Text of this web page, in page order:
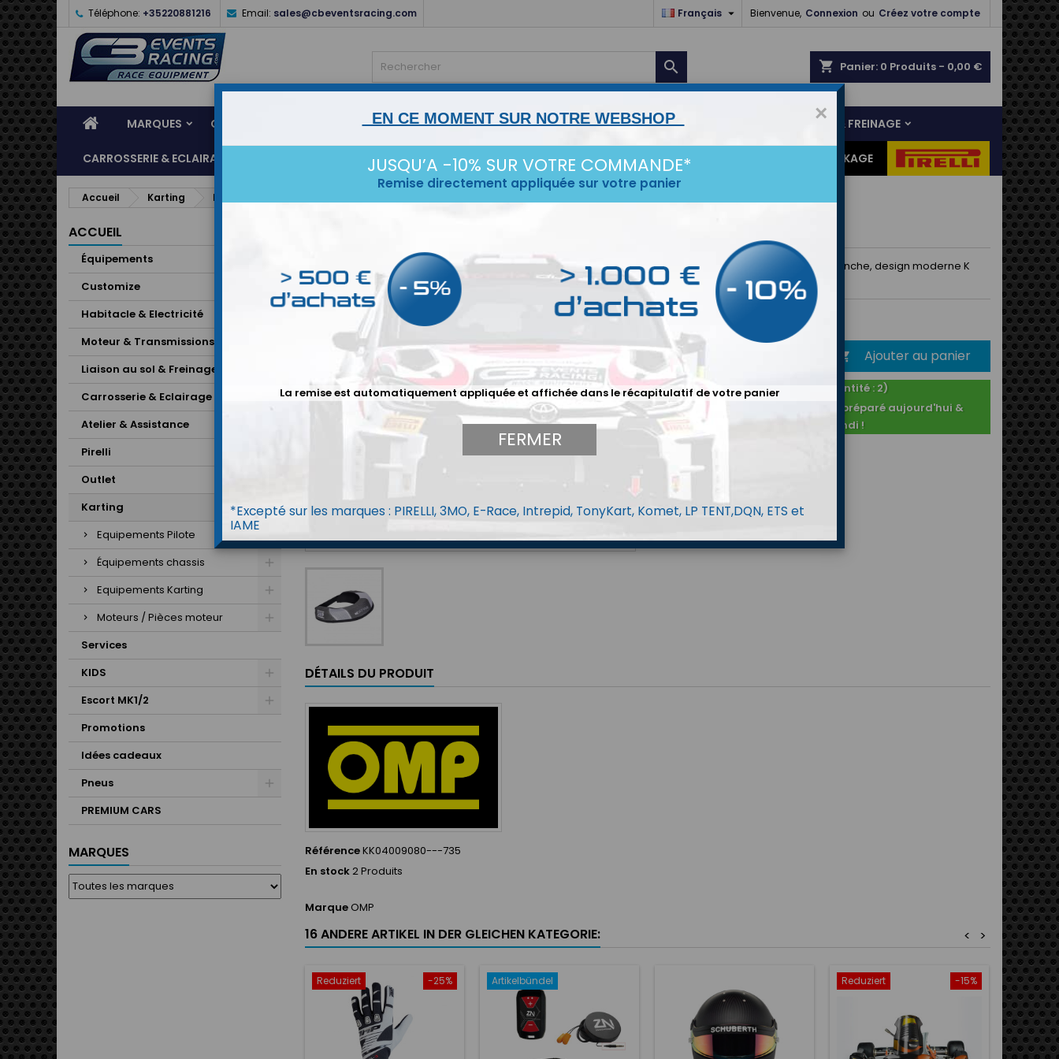
Téléphone: +35220881216 Email: sales@cbeventsracing.com Bienvenue, Connexion ou Créez votre compte
Français 
shopping_cart Panier: 0 Produits - 0,00 €

MARQUES CASQUES ÉQUIPEMENTS HABITACLE & ELECTRICITÉ MOTEUR & TRANSMISSIONS LIAISON AU SOL & FREINAGE
CARROSSERIE & ECLAIRAGE ATELIER & ASSISTANCE ESCORT MK1/2 KARTING SERVICES IDÉES CADEAUX DESTOCKAGE
Accueil Karting Minerve K Style OMP
ACCUEIL
Équipements
Customize
Habitacle & Electricité
Moteur & Transmissions
Liaison au sol & Freinage
Carrosserie & Eclairage
Atelier & Assistance
Pirelli
Outlet
Karting
Equipements Pilote
Équipements chassis
Equipements Karting
Moteurs / Pièces moteur
Services
KIDS
Escort MK1/2
Promotions
Idées cadeaux
Pneus
PREMIUM CARS
MARQUES
Minerve de maintien du cou kart étanche, design moderne K
STYLE.
58,80 €
Quantité  Ajouter au panier
En stock ! (Quantité : 2)
Commandé après 14h : préparé aujourd'hui &
expédié lundi !
DÉTAILS DU PRODUIT
RéférenceKK04009080---735
En stock2 Produits
MarqueOMP
16 ANDERE ARTIKEL IN DER GLEICHEN KATEGORIE: >
<
-25%
Reduziert Artikelbündel -15%
Reduziert
×
EN CE MOMENT SUR NOTRE WEBSHOP
JUSQU’A -10% SUR VOTRE COMMANDE*
Remise directement appliquée sur votre panier
La remise est automatiquement appliquée et affichée dans le récapitulatif de votre panier
FERMER
*Excepté sur les marques : PIRELLI, 3MO, E-Race, Intrepid, TonyKart, Komet, LP TENT,DQN, ETS et
IAME